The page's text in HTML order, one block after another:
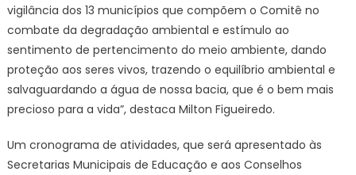
vigilância dos 13 municípios que compõem o Comitê no
combate da degradação ambiental e estímulo ao
sentimento de pertencimento do meio ambiente, dando
proteção aos seres vivos, trazendo o equilíbrio ambiental e
salvaguardando a água de nossa bacia, que é o bem mais
precioso para a vida”, destaca Milton Figueiredo.
Um cronograma de atividades, que será apresentado às
Secretarias Municipais de Educação e aos Conselhos